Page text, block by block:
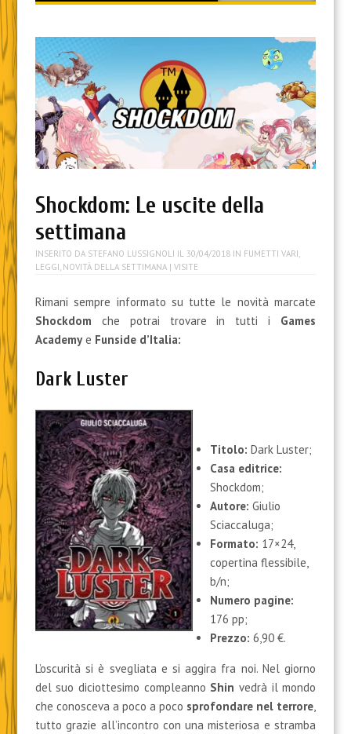
content
Shockdom: Le uscite della
settimana
INSERITO DA STEFANO LUSSIGNOLI IL 30/04/2018IN FUMETTI VARI
LEGGI, NOVITÀ DELLA SETTIMANA| VISITE
Rimani sempre informato su tutte le novità marcate
Shockdom che potrai trovare in tutti i Games
Academye Funside d’Italia:
Dark Luster
Titolo: Dark Luster;
Casa editrice:
Shockdom;
Autore: Giulio
Sciaccaluga;
Formato: 17×24,
copertina flessibile,
b/n;
Numero pagine:
176 pp;
Prezzo: 6,90 €.
L’oscurità si è svegliata e si aggira fra noi. Nel giorno
del suo diciottesimo compleanno Shin vedrà il mondo
che conosceva a poco a poco sprofondare nel terrore,
tutto grazie all’incontro con una misteriosa e stramba